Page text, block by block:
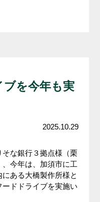
を今年も実
2025.10.29
な銀行３拠点様（栗
今年は、加須市に工
ある大橋製作所様と
ドドライブを実施い